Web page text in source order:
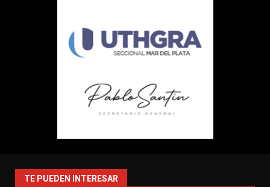
TE PUEDEN INTERESAR